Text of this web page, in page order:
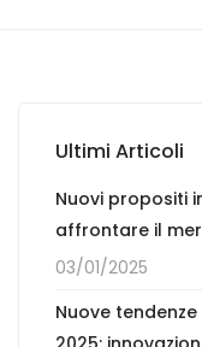
Ultimi Articoli
Nuovi propositi
affrontare il
03/01/2025
Nuove